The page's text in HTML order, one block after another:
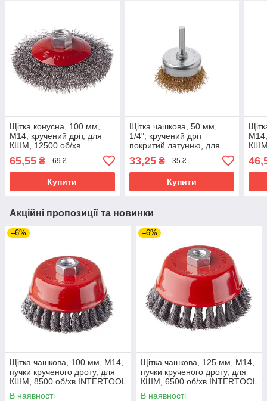
Щітка конусна, 100 мм,
M14, кручений дріт, для
КШМ, 12500 об/хв
65,55 ₴ 69 ₴
Купити
Щітка чашкова, 50 мм,
1/4", кручений дріт
покритий латунню, для
INTERTOOL BT-9051
33,25₴ 35 ₴
Купити
Акційні пропозиції та новинки
–6%
Щітка чашкова, 100 мм, M14,
пучки крученого дроту, для
КШМ, 8500 об/хв INTERTOOL
BT-2100
В наявності
–6%
Щітка чашкова, 125 мм, M14,
пучки крученого дроту, для
КШМ, 6500 об/хв INTERTOOL
BT-2125
В наявності